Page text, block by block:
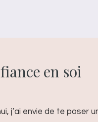
en soi
j’ai envie de te poser